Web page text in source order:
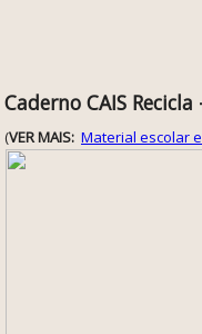
Caderno CAIS
(VER MAIS: Material escolar